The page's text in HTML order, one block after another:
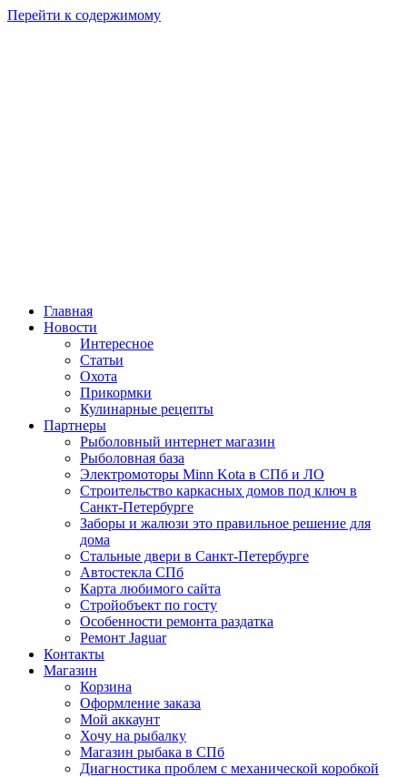
Перейти к содержимому
Главная
Новости
Интересное
Статьи
Охота
Прикормки
Кулинарные рецепты
Партнеры
Рыболовный интернет магазин
Рыболовная база
Электромоторы Minn Kota в СПб и ЛО
Строительство каркасных домов под ключ в
Санкт-Петербурге
Заборы и жалюзи это правильное решение для
дома
Стальные двери в Санкт-Петербурге
Автостекла СПб
Карта любимого сайта
Стройобъект по госту
Особенности ремонта раздатка
Ремонт Jaguar
Контакты
Магазин
Корзина
Оформление заказа
Мой аккаунт
Хочу на рыбалку
Магазин рыбака в СПб
Диагностика проблем с механической коробкой